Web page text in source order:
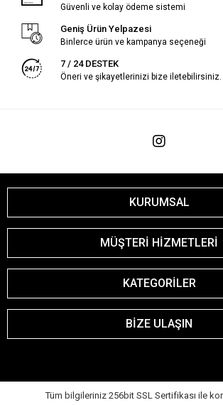
Güvenli ve kolay ödeme sistemi
Geniş Ürün Yelpazesi
Binlerce ürün ve kampanya seçeneği
7 / 24 DESTEK
Öneri ve şikayetlerinizi bize iletebilirsiniz.
KURUMSAL
MÜŞTERİ HİZMETLERİ
KATEGORİLER
BİZE ULAŞIN
Tüm bilgileriniz 256bit SSL Sertifikası ile